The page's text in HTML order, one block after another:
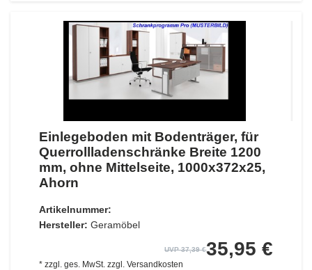
Einlegeboden mit Bodenträger, für
Querrollladenschränke Breite 1200
mm, ohne Mittelseite, 1000x372x25,
Ahorn
Artikelnummer:
Hersteller: Geramöbel
UVP 37,39 €35,95 €
* zzgl. ges. MwSt. zzgl. Versandkosten